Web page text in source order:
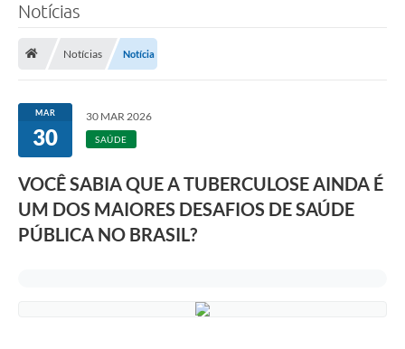
Notícias
Notícias Notícia
MAR
30
30 MAR 2026
SAÚDE
VOCÊ SABIA QUE A TUBERCULOSE AINDA É
UM DOS MAIORES DESAFIOS DE SAÚDE
PÚBLICA NO BRASIL?